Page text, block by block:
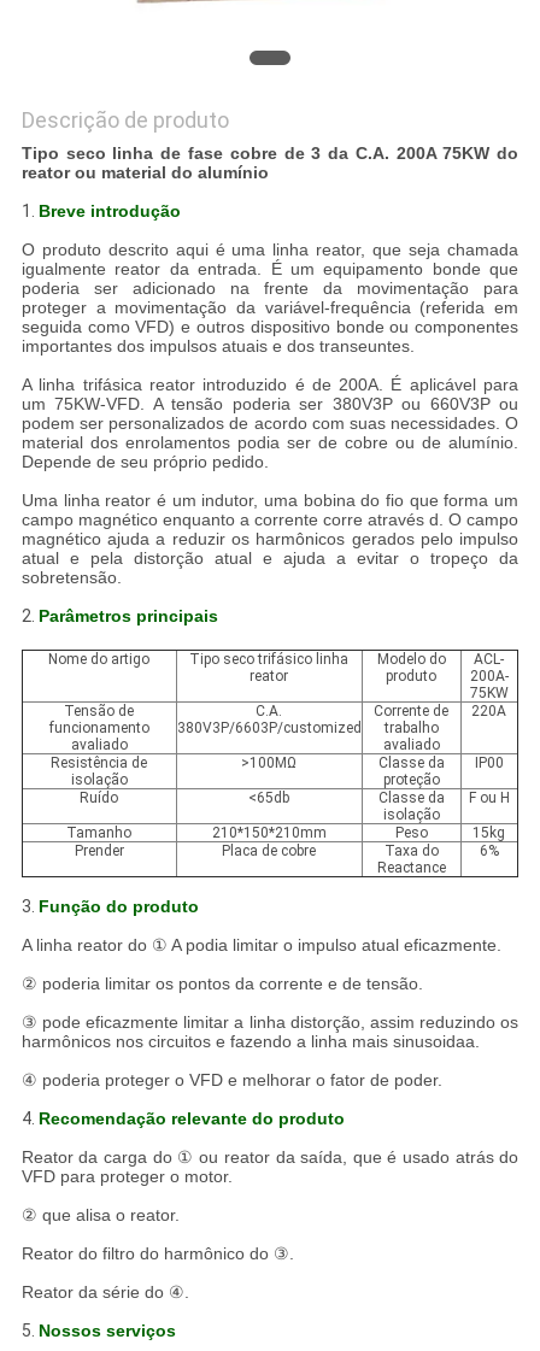
Descrição de produto
Tipo seco linha de fase cobre de 3 da C.A. 200A 75KW do
reator ou material do alumínio
1. Breve introdução
O produto descrito aqui é uma linha reator, que seja chamada
igualmente reator da entrada. É um equipamento bonde que
poderia ser adicionado na frente da movimentação para
proteger a movimentação da variável-frequência (referida em
seguida como VFD) e outros dispositivo bonde ou componentes
importantes dos impulsos atuais e dos transeuntes.
A linha trifásica reator introduzido é de 200A. É aplicável para
um 75KW-VFD. A tensão poderia ser 380V3P ou 660V3P ou
podem ser personalizados de acordo com suas necessidades. O
material dos enrolamentos podia ser de cobre ou de alumínio.
Depende de seu próprio pedido.
Uma linha reator é um indutor, uma bobina do fio que forma um
campo magnético enquanto a corrente corre através d. O campo
magnético ajuda a reduzir os harmônicos gerados pelo impulso
atual e pela distorção atual e ajuda a evitar o tropeço da
sobretensão.
2. Parâmetros principais
Nome do artigo
Tipo seco trifásico linha
reator
Modelo do
produto
ACL-
200A-
75KW
Tensão de
funcionamento
avaliado
C.A.
380V3P/6603P/customized
Corrente de
trabalho
avaliado
220A
Resistência de
isolação
>100MΩ
Classe da
proteção
IP00
Ruído <65db
Classe da
isolação
F ou H
Tamanho 210*150*210mm Peso
15kg
Prender
Placa de cobre
Taxa do
Reactance
6%
3. Função do produto
A linha reator do ① A podia limitar o impulso atual eficazmente.
② poderia limitar os pontos da corrente e de tensão.
③ pode eficazmente limitar a linha distorção, assim reduzindo os
harmônicos nos circuitos e fazendo a linha mais sinusoidaa.
④ poderia proteger o VFD e melhorar o fator de poder.
4. Recomendação relevante do produto
Reator da carga do ① ou reator da saída, que é usado atrás do
VFD para proteger o motor.
② que alisa o reator.
Reator do filtro do harmônico do ③.
Reator da série do ④.
5. Nossos serviços